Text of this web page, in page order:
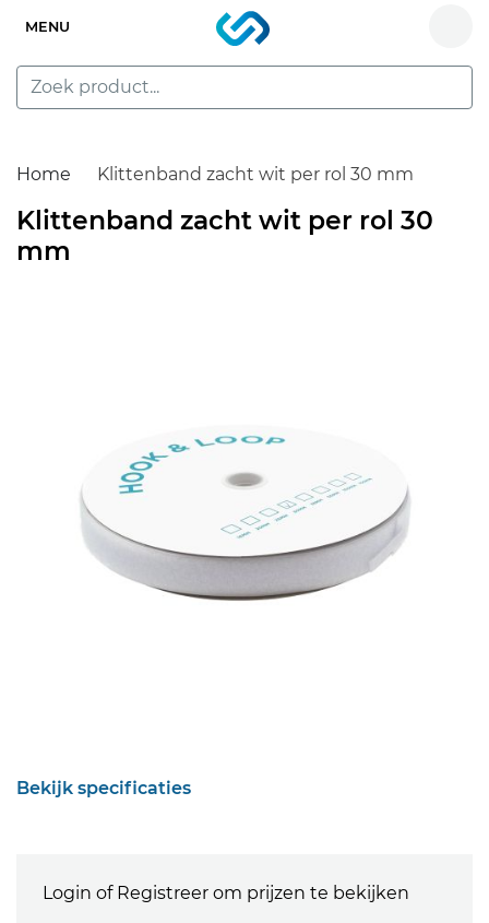
MENU
Home Klittenband zacht wit per rol 30 mm
Klittenband zacht wit per rol 30
mm
Bekijk specificaties
Login of Registreer om prijzen te bekijken